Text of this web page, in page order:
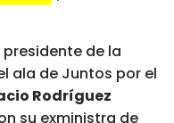
de la
ala de Juntos por el
Rodríguez
su exministra de